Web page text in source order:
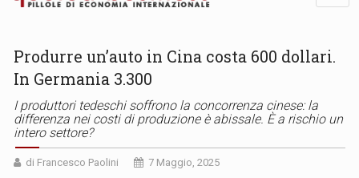
Produrre un’auto in Cina costa 600 dollari.
In Germania 3.300
I produttori tedeschi soffrono la concorrenza cinese: la
differenza nei costi di produzione è abissale. È a rischio un
intero settore?
di Francesco Paolini 7 Maggio, 2025